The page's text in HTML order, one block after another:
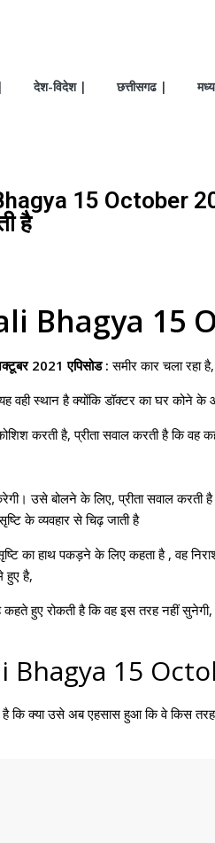
देश-विदेश | छत्तीसगढ |
15 October
है
Bhagya 15
2021 एपिसोड : समीर कार चला रहा
यह वही स्थान है क्योंकि डॉक्टर का घर कोने
करती है, प्रीता सवाल करती है कि वह
उसे बोलने के लिए, प्रीता सवाल करती
के व्यवहार से चिढ़ जाती है
का हाथ पकड़ने के लिए कहता है , वह
हुए है,
कहते हुए रोकती है कि वह इस तरह नहीं
Bhagya 15
है कि क्या उसे अब एहसास हुआ कि वे किस